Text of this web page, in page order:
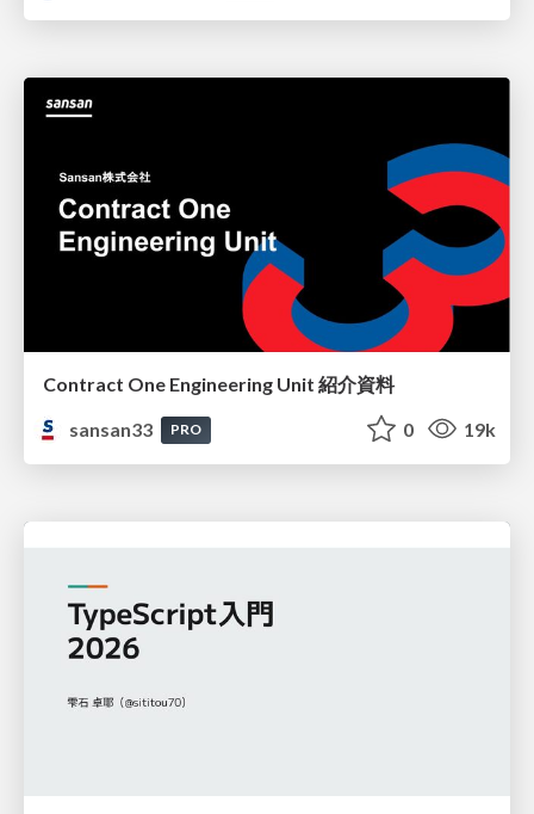
Contract One Engineering Unit 紹介資料
sansan33
PRO 0 19k